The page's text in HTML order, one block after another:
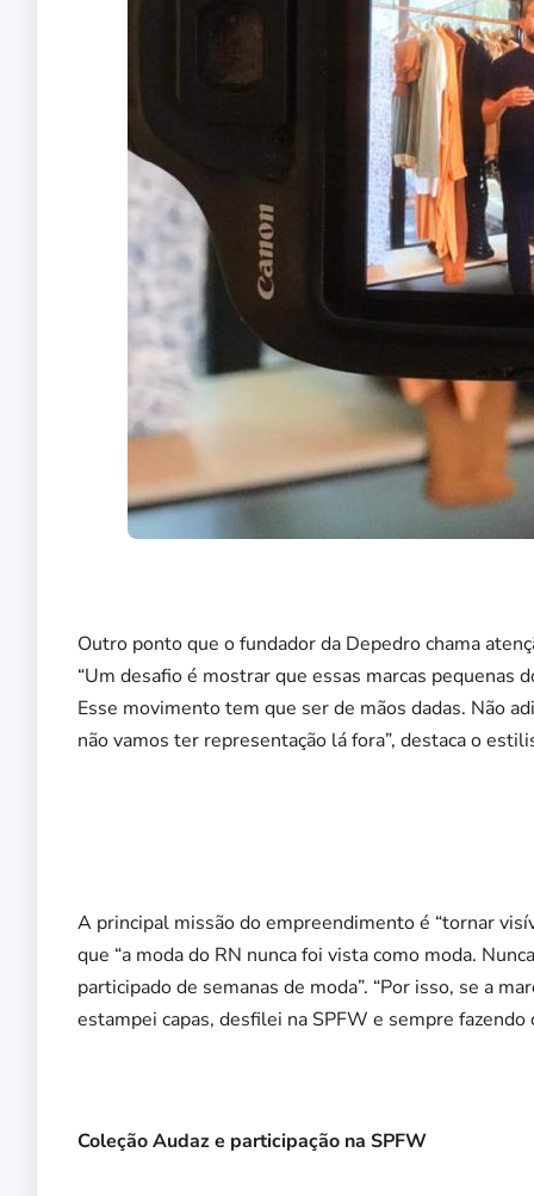
Outro ponto que o fundador da Depedro chama
“Um desafio é mostrar que essas marcas
Esse movimento tem que ser de mãos dadas. Não
não vamos ter representação lá fora”, destaca o
A principal missão do empreendimento é “tornar
que “a moda do RN nunca foi vista como moda.
participado de semanas de moda”. “Por isso, se a
estampei capas, desfilei na SPFW e sempre fazendo
Coleção Audaz e participação na SPFW